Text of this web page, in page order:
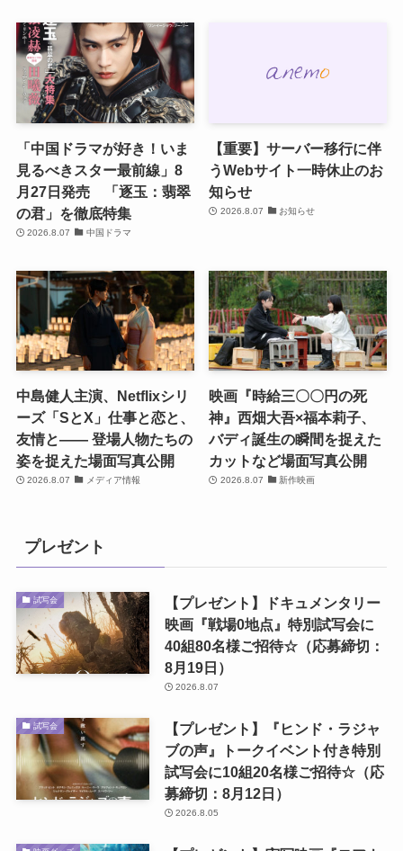
「中国ドラマが好き！いま
見るべきスター最前線」8
月27日発売 「逐玉：翡翠
の君」を徹底特集
2026.8.07 中国ドラマ
【重要】サーバー移行に伴
うWebサイト一時休止のお
知らせ
2026.8.07 お知らせ
中島健人主演、Netflixシリ
ーズ「SとX」仕事と恋と、
友情と―― 登場人物たちの
姿を捉えた場面写真公開
2026.8.07 メディア情報
映画『時給三〇〇円の死
神』西畑大吾×福本莉子、
バディ誕生の瞬間を捉えた
カットなど場面写真公開
2026.8.07 新作映画
プレゼント
試写会
【プレゼント】ドキュメンタリー
映画『戦場0地点』特別試写会に
40組80名様ご招待☆（応募締切：
8月19日）
2026.8.07
試写会
【プレゼント】『ヒンド・ラジャ
ブの声』トークイベント付き特別
試写会に10組20名様ご招待☆（応
募締切：8月12日）
2026.8.05